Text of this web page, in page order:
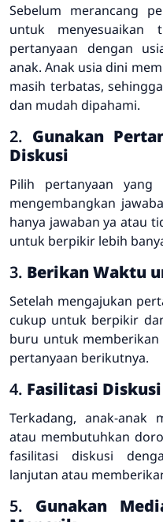
Sebelum merancang
untuk menyesuaikan
pertanyaan dengan
anak. Anak usia dini
masih terbatas,
dan mudah dipahami.
2. Gunakan
Diskusi
Pilih pertanyaan
mengembangkan
hanya jawaban ya atau
untuk berpikir lebih
3. Berikan Waktu
Setelah mengajukan
cukup untuk berpikir
buru untuk
pertanyaan berikutnya.
4. Fasilitasi Diskusi
Terkadang, anak-anak
atau membutuhkan
fasilitasi diskusi
lanjutan atau
5. Gunakan